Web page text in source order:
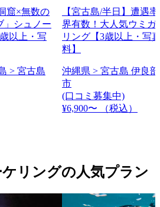
窟×無数の
」シュノー
以上・写
> 宮古島
【宮古島/半日】遭遇
界有数！大人気ウミガ
リング【3歳以上・写
料】
沖縄県 > 宮古島 伊良
市
(口コミ募集中)
¥6,900〜
（税込）
リングの人気プラン